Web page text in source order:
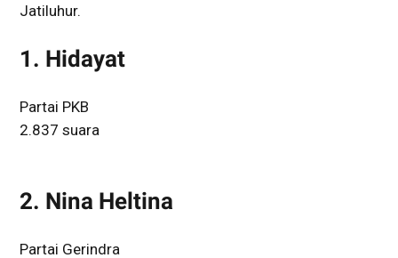
Jatiluhur.
1. Hidayat
Partai PKB
2.837 suara
2. Nina Heltina
Partai Gerindra